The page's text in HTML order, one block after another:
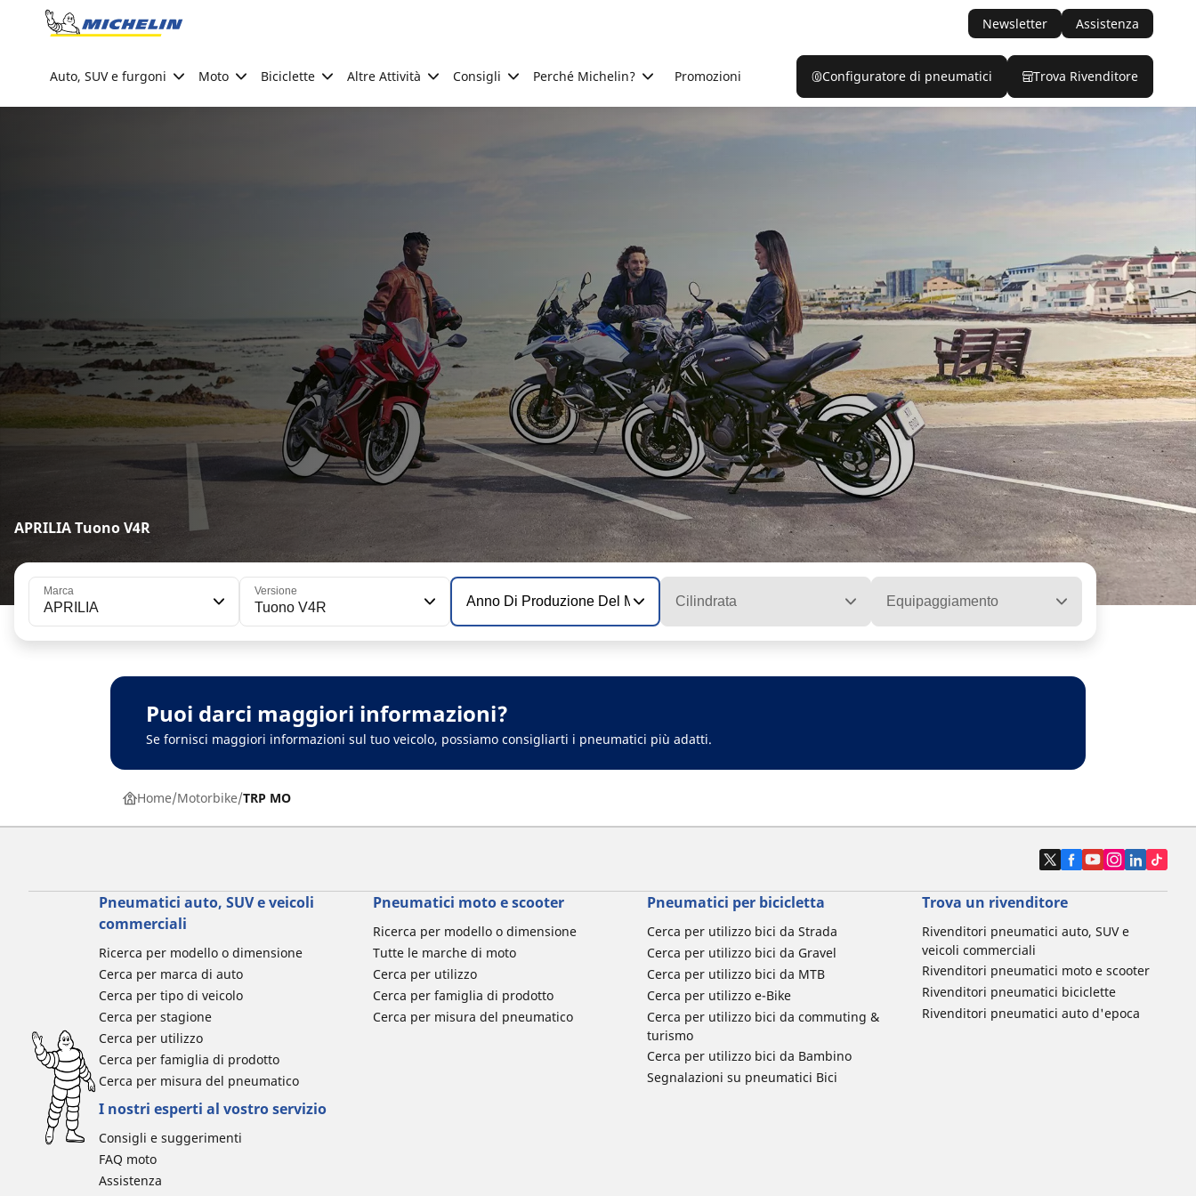
Go to page content
Newsletter Assistenza
Auto, SUV e furgoni Moto Biciclette Altre Attività Consigli Perché Michelin? Promozioni Configuratore di pneumatici Trova Rivenditore
APRILIA Tuono V4R
Marca
APRILIA
Versione
Tuono V4R Anno Di Produzione Del Modello Cilindrata Equipaggiamento
Puoi darci maggiori informazioni?
Se fornisci maggiori informazioni sul tuo veicolo, possiamo consigliarti i pneumatici più adatti.
Home Motorbike TRP MO
Pneumatici auto, SUV e veicoli
commerciali
Ricerca per modello o dimensione
Cerca per marca di auto
Cerca per tipo di veicolo
Cerca per stagione
Cerca per utilizzo
Cerca per famiglia di prodotto
Cerca per misura del pneumatico
Pneumatici moto e scooter
Ricerca per modello o dimensione
Tutte le marche di moto
Cerca per utilizzo
Cerca per famiglia di prodotto
Cerca per misura del pneumatico
Pneumatici per bicicletta
Cerca per utilizzo bici da Strada
Cerca per utilizzo bici da Gravel
Cerca per utilizzo bici da MTB
Cerca per utilizzo e-Bike
Cerca per utilizzo bici da commuting &
turismo
Cerca per utilizzo bici da Bambino
Segnalazioni su pneumatici Bici
Trova un rivenditore
Rivenditori pneumatici auto, SUV e
veicoli commerciali
Rivenditori pneumatici moto e scooter
Rivenditori pneumatici biciclette
Rivenditori pneumatici auto d'epoca
I nostri esperti al vostro servizio
Consigli e suggerimenti
FAQ moto
Assistenza